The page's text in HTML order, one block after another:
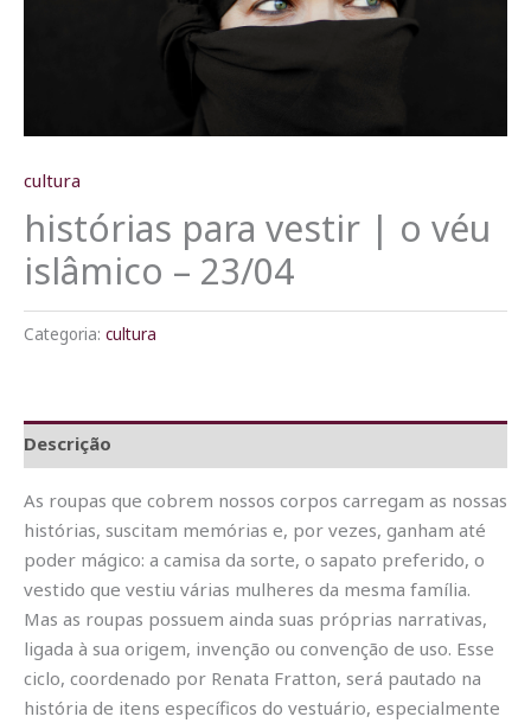
cultura
histórias para vestir | o véu
islâmico – 23/04
Categoria: cultura
Descrição
As roupas que cobrem nossos corpos carregam as nossas
histórias, suscitam memórias e, por vezes, ganham até
poder mágico: a camisa da sorte, o sapato preferido, o
vestido que vestiu várias mulheres da mesma família.
Mas as roupas possuem ainda suas próprias narrativas,
ligada à sua origem, invenção ou convenção de uso. Esse
ciclo, coordenado por Renata Fratton, será pautado na
história de itens específicos do vestuário, especialmente